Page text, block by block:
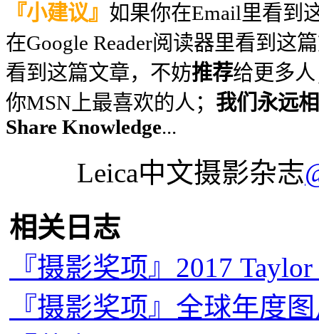
『小建议』 如果你在Email里看到
在Google Reader阅读器里看到这
看到这篇文章，不妨推荐给更多
你MSN上最喜欢的人； 我们永远
Share Knowledge...
Leica中文摄影杂志
相关日志
『摄影奖项』2017
『摄影奖项』全球年度